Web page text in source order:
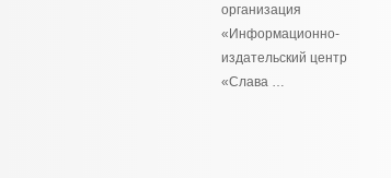
организация
«Информационно-
издательский центр
«Слава …